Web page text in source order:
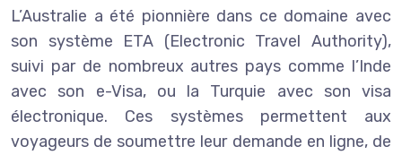
L’Australie a été pionnière dans ce domaine avec
son système ETA (Electronic Travel Authority),
suivi par de nombreux autres pays comme l’Inde
avec son e-Visa, ou la Turquie avec son visa
électronique. Ces systèmes permettent aux
voyageurs de soumettre leur demande en ligne, de